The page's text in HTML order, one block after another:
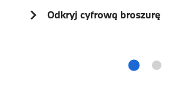
Odkryj cyfrową broszurę